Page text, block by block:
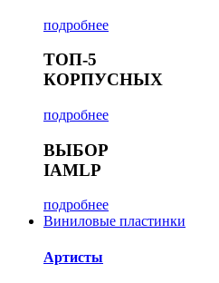
подробнее
ТОП-5
КОРПУСНЫХ
подробнее
ВЫБОР
IAMLP
подробнее
Виниловые пластинки
Артисты